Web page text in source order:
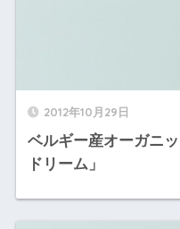
2012年10月29日
ベルギー産オーガニ
ドリーム」